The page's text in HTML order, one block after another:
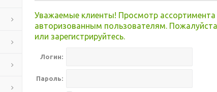
Уважаемые клиенты! Просмотр ассортимента
авторизованным пользователям.
или зарегистрируйтесь.
Логин:
Пароль: